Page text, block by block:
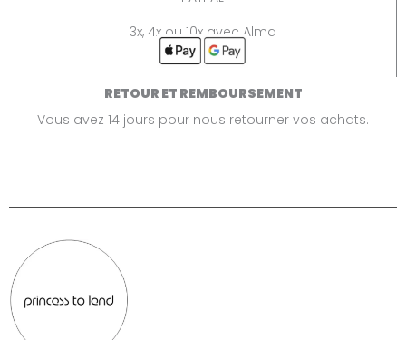
3x, 4x ou 10x avec Alma
RETOUR ET REMBOURSEMENT
Vous avez 14 jours pour nous retourner vos achats.